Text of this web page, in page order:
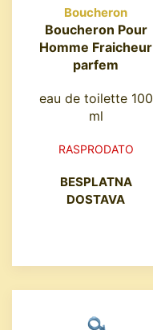
Boucheron
Boucheron Pour
Homme Fraicheur
parfem
eau de toilette 100
ml
RASPRODATO
BESPLATNA
DOSTAVA